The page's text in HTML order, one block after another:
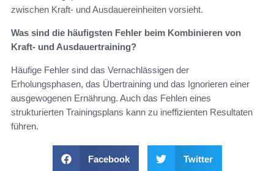
zwischen Kraft- und Ausdauereinheiten vorsieht.
Was sind die häufigsten Fehler beim Kombinieren von
Kraft- und Ausdauertraining?
Häufige Fehler sind das Vernachlässigen der
Erholungsphasen, das Übertraining und das Ignorieren einer
ausgewogenen Ernährung. Auch das Fehlen eines
strukturierten Trainingsplans kann zu ineffizienten Resultaten
führen.
Facebook Twitter